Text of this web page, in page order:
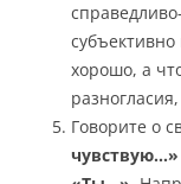
хорошо, а
разногласия,
Говорите о